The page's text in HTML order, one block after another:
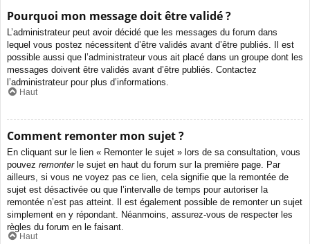
Pourquoi mon message doit être validé ?
L’administrateur peut avoir décidé que les messages du forum dans
lequel vous postez nécessitent d’être validés avant d’être publiés. Il est
possible aussi que l’administrateur vous ait placé dans un groupe dont les
messages doivent être validés avant d’être publiés. Contactez
l’administrateur pour plus d’informations.
Haut
Comment remonter mon sujet ?
En cliquant sur le lien « Remonter le sujet » lors de sa consultation, vous
pouvez remonterle sujet en haut du forum sur la première page. Par
ailleurs, si vous ne voyez pas ce lien, cela signifie que la remontée de
sujet est désactivée ou que l’intervalle de temps pour autoriser la
remontée n’est pas atteint. Il est également possible de remonter un sujet
simplement en y répondant. Néanmoins, assurez-vous de respecter les
règles du forum en le faisant.
Haut